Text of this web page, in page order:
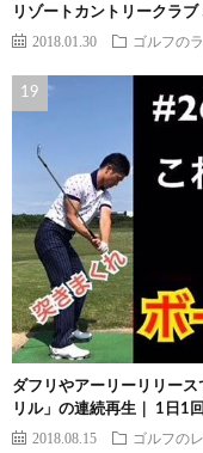
リゾートカントリークラブ
2018.01.30 ゴルフの
ダフリやアーリーリリー
リル」の連続再生｜ 1日1
2018.08.15 ゴルフの